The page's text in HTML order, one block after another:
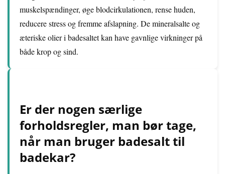
muskelspændinger, øge blodcirkulationen, rense huden,
reducere stress og fremme afslapning. De mineralsalte og
æteriske olier i badesaltet kan have gavnlige virkninger på
både krop og sind.
Er der nogen særlige
forholdsregler, man bør tage,
når man bruger badesalt til
badekar?